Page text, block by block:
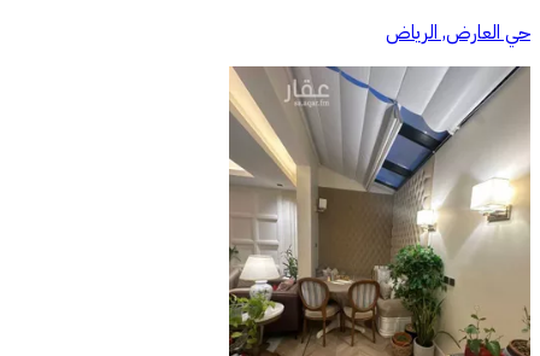
حي العارض, الرياض